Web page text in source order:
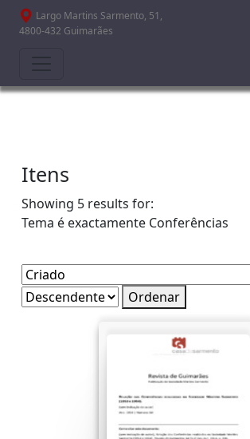
Passar para o conteúdo principal
Largo Martins Sarmento, 51,
4800-432 Guimarães
Itens
Showing 5 results for:
Tema é exactamente Conferências
Ordenar